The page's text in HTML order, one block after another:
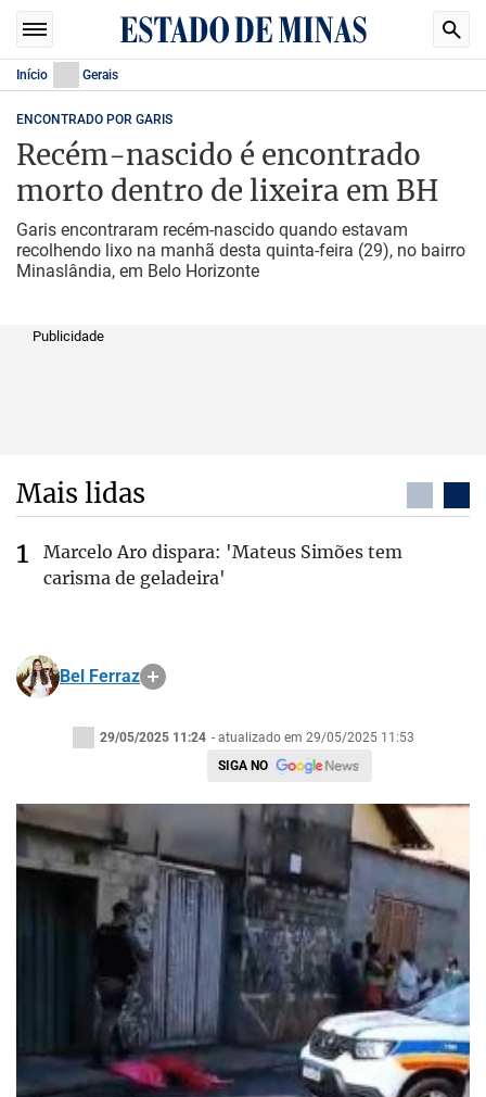
Início Gerais
ENCONTRADO POR GARIS
Recém-nascido é encontrado
morto dentro de lixeira em BH
Garis encontraram recém-nascido quando estavam
recolhendo lixo na manhã desta quinta-feira (29), no bairro
Minaslândia, em Belo Horizonte
Publicidade
Mais lidas
Marcelo Aro dispara: 'Mateus Simões tem
carisma de geladeira'
Bel Ferraz
29/05/2025 11:24 - atualizado em 29/05/2025 11:53
SIGA NO